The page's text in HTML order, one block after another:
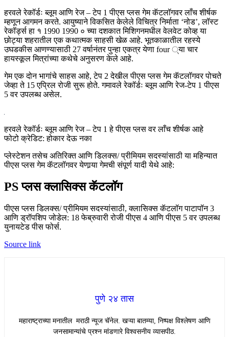
हरवले रेकॉर्डः ब्लूम आणि रेज – टेप 1 पीएस प्लस गेम कॅटलॉगवर लाँच शीर्षक
म्हणून आगमन करते. आयुष्याने विकसित केलेले विचित्र निर्माता ‘नोड’, लॉस्ट
रेकॉर्ड्स हा १ 1990 1990 ० च्या दशकात मिशिगनमधील वेलवेट कोव्ह या
छोट्या शहरातील एक कथात्मक साहसी खेळ आहे. भूतकाळातील रहस्ये
उघडकीस आणण्यासाठी 27 वर्षानंतर पुन्हा एकत्र येणा four ्या चार
हायस्कूल मित्रांच्या कथेचे अनुसरण केले आहे.
गेम एक दोन भागांचे साहस आहे, टेप 2 देखील पीएस प्लस गेम कॅटलॉगवर पोचते
जेव्हा ते 15 एप्रिल रोजी सुरू होते. गमावले रेकॉर्डः ब्लूम आणि रेज-टेप 1 पीएस
5 वर उपलब्ध असेल.
हरवले रेकॉर्डः ब्लूम आणि रेज – टेप 1 हे पीएस प्लस वर लाँच शीर्षक आहे
फोटो क्रेडिट: होकार देऊ नका
प्लेस्टेशन तसेच अतिरिक्त आणि डिलक्स/ प्रीमियम सदस्यांसाठी या महिन्यात
पीएस प्लस गेम कॅटलॉगवर येणार्‍या गेमची संपूर्ण यादी येथे आहे:
PS प्लस क्लासिक्स कॅटलॉग
पीएस प्लस डिलक्स/ प्रीमियम सदस्यांसाठी, क्लासिक्स कॅटलॉग पाटापॉन 3
आणि ड्रॉपशिप जोडेल: 18 फेब्रुवारी रोजी पीएस 4 आणि पीएस 5 वर उपलब्ध
युनायटेड पीस फोर्स.
Source link
पुणे २४ तास
महाराष्ट्राच्या मनातील मराठी न्यूज चॅनेल. खऱ्या बातम्या, निष्पक्ष विश्लेषण आणि
जनसामान्यांचे प्रश्न मांडणारे विश्वसनीय व्यासपीठ.